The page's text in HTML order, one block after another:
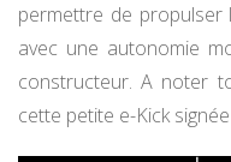
permettre de propulser
avec une autonomie
constructeur. A noter
cette petite e-Kick